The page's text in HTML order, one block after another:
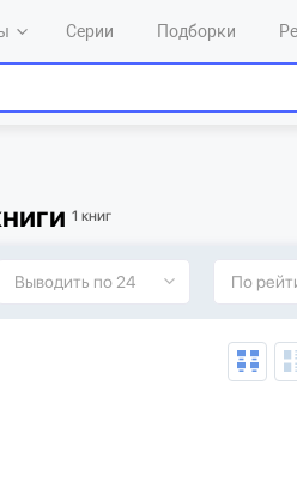
Серии Подборки
1 книг
Выводить по 24 По